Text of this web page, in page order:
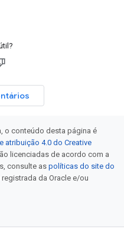
o conteúdo desta página é
atribuição 4.0 do Creative
licenciadas de acordo com a
consulte as políticas do site do
registrada da Oracle e/ou